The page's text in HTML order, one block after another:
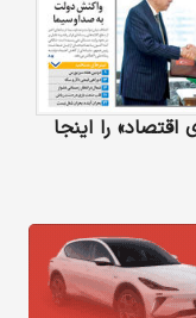
را اینجا